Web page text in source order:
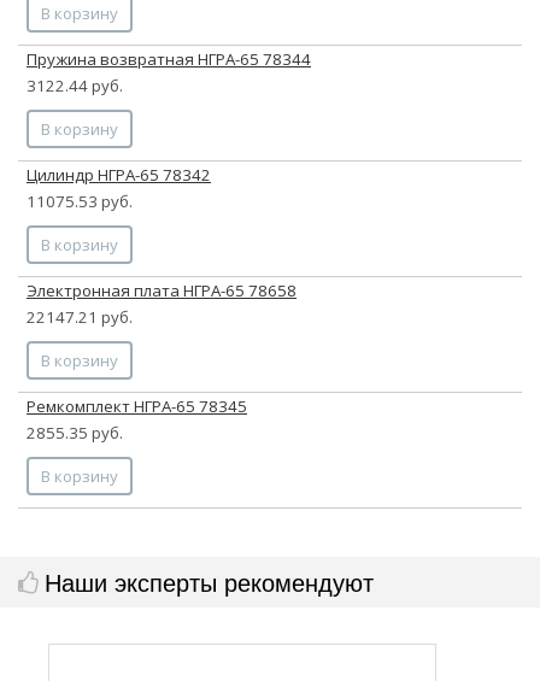
В корзину
Пружина возвратная НГРА-65 78344
3122.44 руб.
В корзину
Цилиндр НГРА-65 78342
11075.53 руб.
В корзину
Электронная плата НГРА-65 78658
22147.21 руб.
В корзину
Ремкомплект НГРА-65 78345
2855.35 руб.
В корзину
Наши эксперты рекомендуют